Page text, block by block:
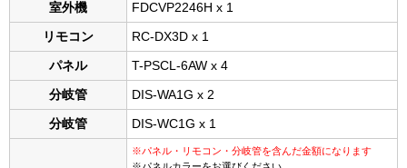
室外機 FDCVP2246H x 1
リモコン RC-DX3D x 1
パネル T-PSCL-6AW x 4
分岐管 DIS-WA1G x 2
分岐管 DIS-WC1G x 1
※パネル・リモコン・分岐管を含んだ金額になります